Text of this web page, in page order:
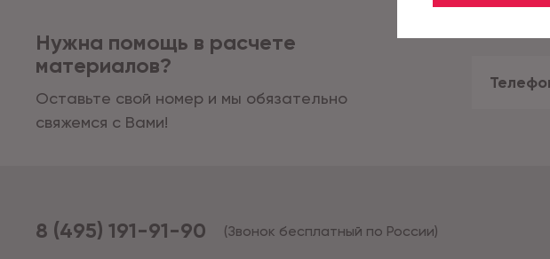
Нужна помощь в расчете
материалов?
Оставьте свой номер и мы обязательно
свяжемся с Вами!
8 (495) 191-91-90 (Звонок бесплатный по России)